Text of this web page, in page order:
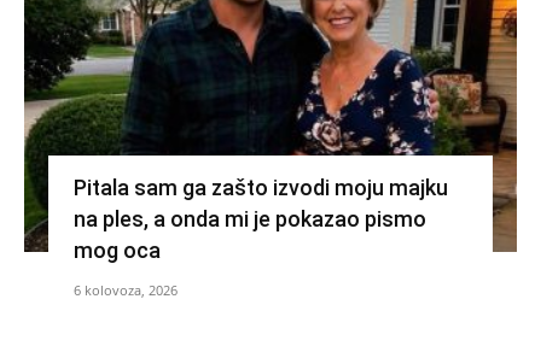
Pitala sam ga zašto izvodi moju majku
na ples, a onda mi je pokazao pismo
mog oca
6 kolovoza, 2026